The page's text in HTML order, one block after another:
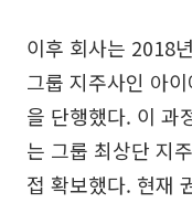
이후 회사는 2018
그룹 지주사인 아
을 단행했다. 이 과
는 그룹 최상단 지
접 확보했다. 현재